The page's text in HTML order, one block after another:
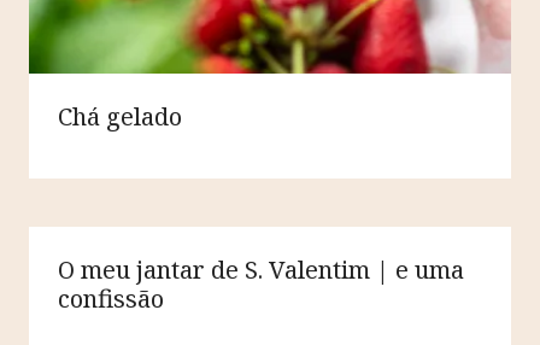
Chá gelado
O meu jantar de S. Valentim | e uma
confissão